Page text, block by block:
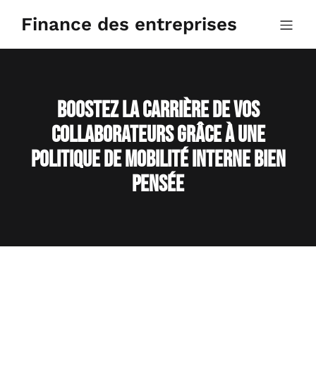
contenuFinance des entreprises
Boostez la carrière de vos
collaborateurs grâce à une
politique de mobilité interne bien
pensée